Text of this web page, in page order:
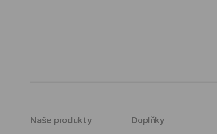
Naše produkty Doplňky